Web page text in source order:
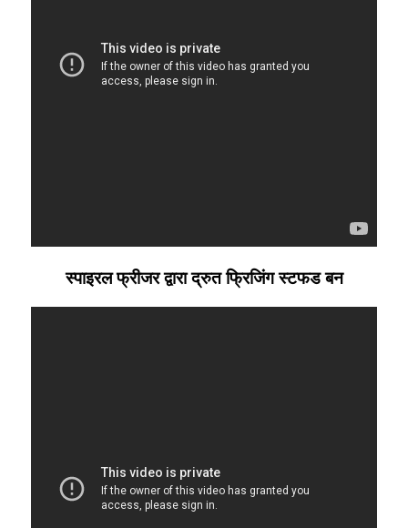
स्पाइरल फ्रीजर द्वारा द्रुत फ्रिजिंग स्टफड बन